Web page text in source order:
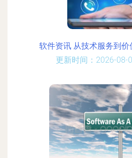
软件资讯 从技术服务到
更新时间：2026-08-